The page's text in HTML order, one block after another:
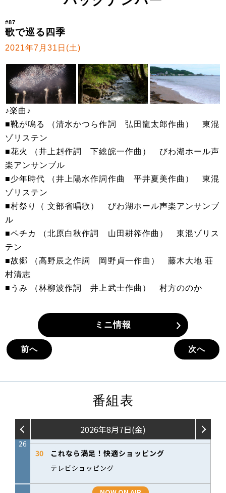
#87
歌で巡る四季
2021年7月31日(土)
♪楽曲♪
■靴が鳴る （清水かつら作詞 弘田龍太郎作曲） 東混
ゾリステン
■花火 （井上赳作詞 下総皖一作曲） びわ湖ホール声
楽アンサンブル
■少年時代 （井上陽水作詞作曲 平井夏美作曲） 東混
ゾリステン
■村祭り（ 文部省唱歌） びわ湖ホール声楽アンサンブ
ル
■ペチカ （北原白秋作詞 山田耕筰作曲） 東混ゾリス
テン
■故郷 （高野辰之作詞 岡野貞一作曲） 藤木大地 荘
村清志
■うみ （林柳波作詞 井上武士作曲） 村方ののか
ミニ情報
前へ 次へ
番組表